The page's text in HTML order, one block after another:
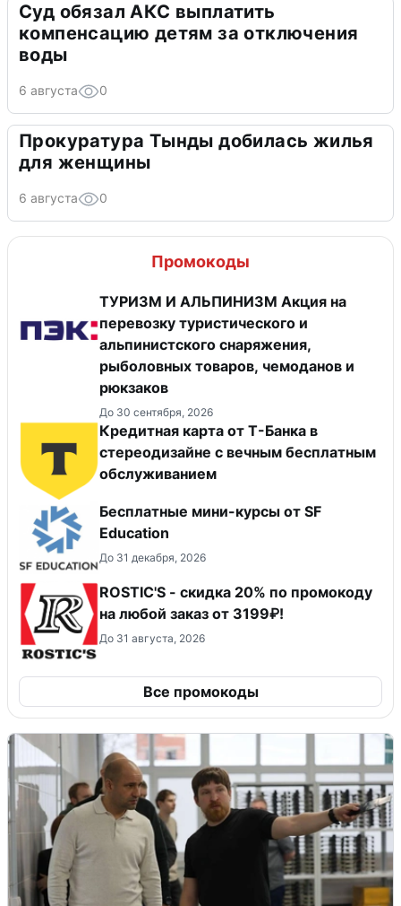
Суд обязал АКС выплатить
компенсацию детям за отключения
воды
6 августа 0
Прокуратура Тынды добилась жилья
для женщины
6 августа 0
Промокоды
ТУРИЗМ И АЛЬПИНИЗМ Акция на
перевозку туристического и
альпинистского снаряжения,
рыболовных товаров, чемоданов и
рюкзаков
До 30 сентября, 2026
Кредитная карта от Т-Банка в
стереодизайне с вечным бесплатным
обслуживанием
Бесплатные мини-курсы от SF
Education
До 31 декабря, 2026
ROSTIC'S - скидка 20% по промокоду
на любой заказ от 3199₽!
До 31 августа, 2026
Все промокоды